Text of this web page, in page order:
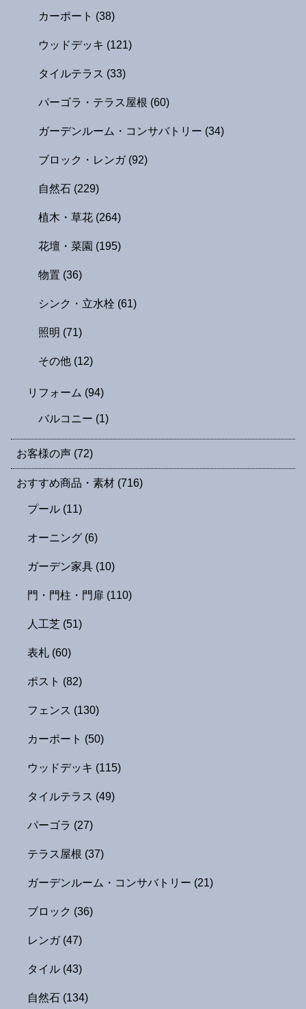
カーポート (38)
ウッドデッキ (121)
タイルテラス (33)
パーゴラ・テラス屋根 (60)
ガーデンルーム・コンサバトリー (34)
ブロック・レンガ (92)
自然石 (229)
植木・草花 (264)
花壇・菜園 (195)
物置 (36)
シンク・立水栓 (61)
照明 (71)
その他 (12)
リフォーム (94)
バルコニー (1)
お客様の声 (72)
おすすめ商品・素材 (716)
プール (11)
オーニング (6)
ガーデン家具 (10)
門・門柱・門扉 (110)
人工芝 (51)
表札 (60)
ポスト (82)
フェンス (130)
カーポート (50)
ウッドデッキ (115)
タイルテラス (49)
パーゴラ (27)
テラス屋根 (37)
ガーデンルーム・コンサバトリー (21)
ブロック (36)
レンガ (47)
タイル (43)
自然石 (134)